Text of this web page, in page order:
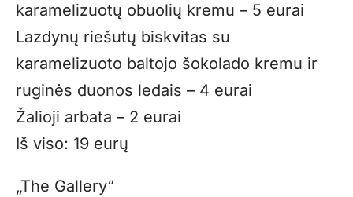
karamelizuotų obuolių kremu – 5 eurai
Lazdynų riešutų biskvitas su
karamelizuoto baltojo šokolado kremu ir
ruginės duonos ledais – 4 eurai
Žalioji arbata – 2 eurai
Iš viso: 19 eurų
„The Gallery“